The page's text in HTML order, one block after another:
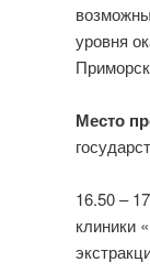
уровня
Место
16.50 –
клиники